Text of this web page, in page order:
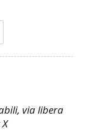
via libera